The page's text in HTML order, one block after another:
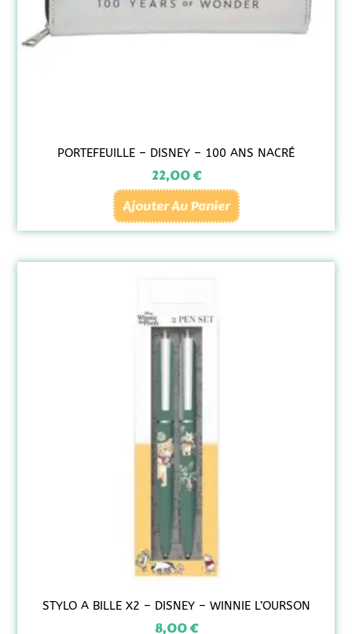
PORTEFEUILLE – DISNEY – 100 ANS NACRÉ
22,00€
Ajouter Au Panier
STYLO A BILLE X2 – DISNEY – WINNIE L’OURSON
8,00€